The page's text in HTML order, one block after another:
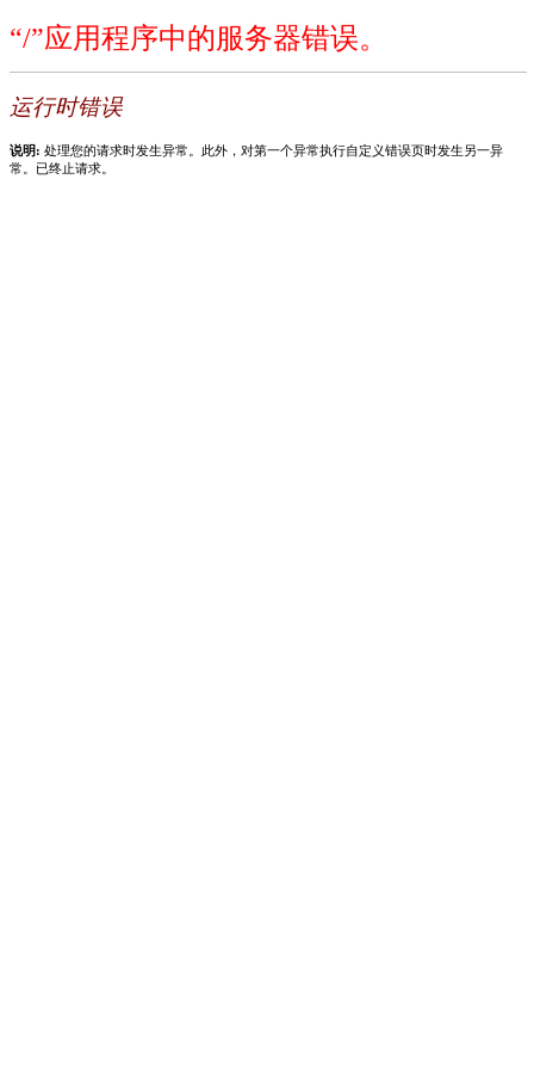
“/”应用程序中的服务器错误。
运行时错误
说明: 处理您的请求时发生异常。此外，对第一个异常执行自定义错误页时发生另一异
常。已终止请求。